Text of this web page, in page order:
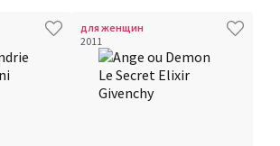
для женщин
2011